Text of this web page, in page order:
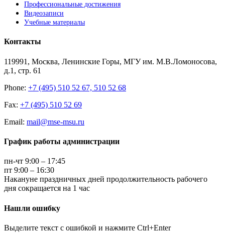
Профессиональные достижения
Видеозаписи
Учебные материалы
Контакты
119991, Москва, Ленинские Горы, МГУ им. М.В.Ломоносова,
д.1, стр. 61
Phone: +7 (495) 510 52 67, 510 52 68
Fax: +7 (495) 510 52 69
Email: mail@mse-msu.ru
График работы администрации
пн-чт 9:00 – 17:45
пт 9:00 – 16:30
Накануне праздничных дней продолжительность рабочего
дня сокращается на 1 час
Нашли ошибку
Выделите текст с ошибкой и нажмите Ctrl+Enter